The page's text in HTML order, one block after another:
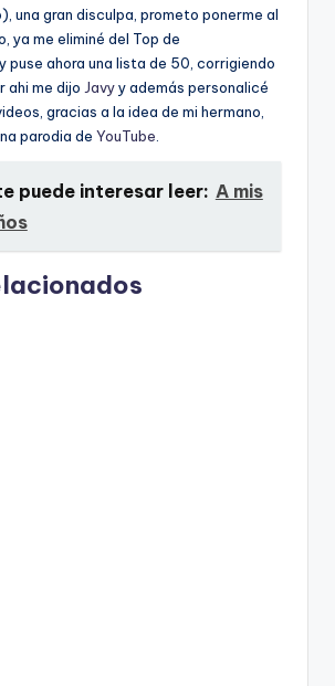
una gran disculpa, prometo ponerme al
ya me eliminé del Top de
puse ahora una lista de 50, corrigiendo
ahi me dijo Javyy además personalicé
gracias a la idea de mi hermano,
parodia de YouTube
puede interesar leer: A mis